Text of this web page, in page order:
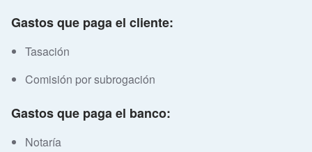
Gastos que paga el cliente:
Tasación
Comisión por subrogación
Gastos que paga el banco:
Notaría